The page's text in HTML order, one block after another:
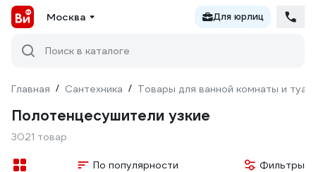
Москва Для юрлиц
Поиск в каталоге
Главная / Сантехника / Товары для ванной комнаты и
Полотенцесушители узкие
3021 товар
По популярности Фильтры